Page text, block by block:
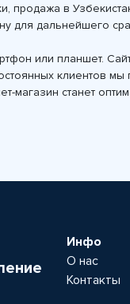
продажа в
для дальнейшего
или планшет.
клиентов
магазин станет
Инфо
О нас
Контакты